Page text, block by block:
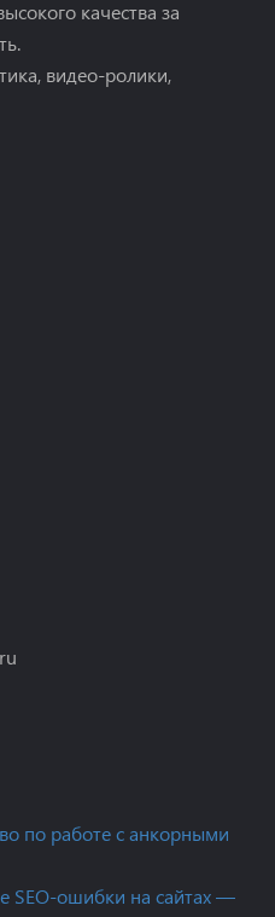
качества за
видео-ролики,
по работе с анкорными
SEO-ошибки на сайтах —